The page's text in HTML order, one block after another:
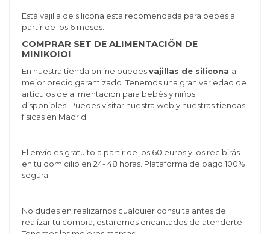
Está vajilla de silicona esta recomendada para bebes a
partir de los 6 meses.
COMPRAR SET DE ALIMENTACIÖN DE
MINIKOIOI
En nuestra tienda online puedesvajillas de silicona al
mejor precio garantizado. Tenemos una gran variedad de
artículos de alimentación para bebés y niños
disponibles. Puedes visitar nuestra web y nuestras tiendas
físicas en Madrid.
El envío es gratuito a partir de los 60 euros y los recibirás
en tu domicilio en 24- 48 horas. Plataforma de pago 100%
segura.
No dudes en realizarnos cualquier consulta antes de
realizar tu compra, estaremos encantados de atenderte.